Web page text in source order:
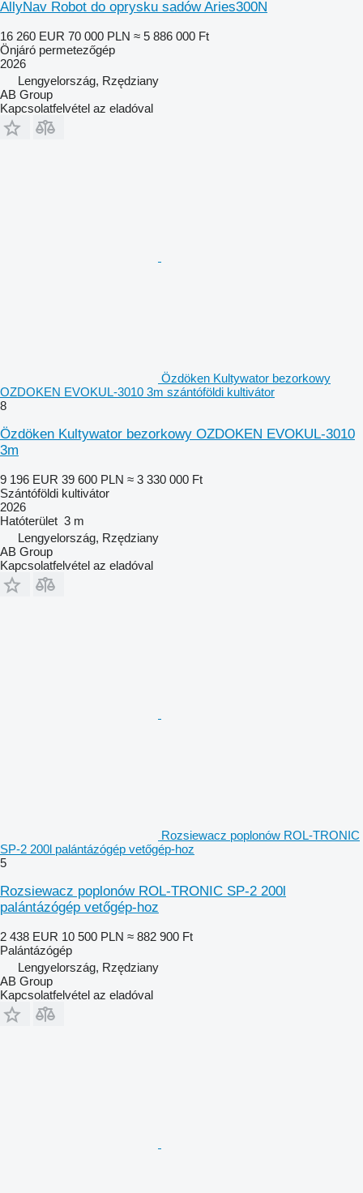
AllyNav Robot do oprysku sadów Aries300N
16 260 EUR 70 000 PLN ≈ 5 886 000 Ft
Önjáró permetezőgép
2026
Lengyelország, Rzędziany
AB Group
Kapcsolatfelvétel az eladóval
Özdöken Kultywator bezorkowy
OZDOKEN EVOKUL-3010 3m szántóföldi kultivátor
8
Özdöken Kultywator bezorkowy OZDOKEN EVOKUL-3010
3m
9 196 EUR 39 600 PLN ≈ 3 330 000 Ft
Szántóföldi kultivátor
2026
Hatóterület 3 m
Lengyelország, Rzędziany
AB Group
Kapcsolatfelvétel az eladóval
Rozsiewacz poplonów ROL-TRONIC
SP-2 200l palántázógép vetőgép-hoz
5
Rozsiewacz poplonów ROL-TRONIC SP-2 200l
palántázógép vetőgép-hoz
2 438 EUR 10 500 PLN ≈ 882 900 Ft
Palántázógép
Lengyelország, Rzędziany
AB Group
Kapcsolatfelvétel az eladóval